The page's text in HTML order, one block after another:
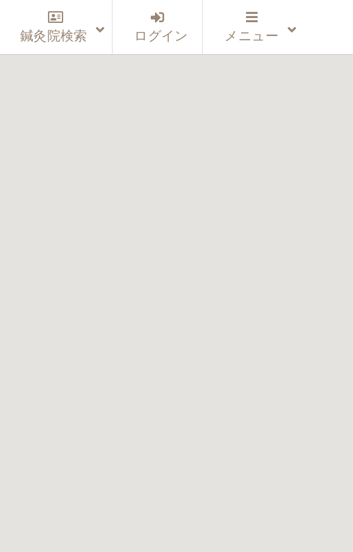
鍼灸院検索 ログイン メニュー